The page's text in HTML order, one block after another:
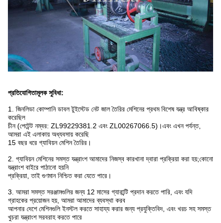
প্রতিযোগিতামূলক সুবিধা:
1. জিনলিডা কোম্পানি ডাবল টুইস্টেড নেট জাল তৈরির মেশিনের প্রথম বিশেষ যন্ত্র আবিষ্কার
করেছিল
চীন (পেটেন্ট নম্বর: ZL99229381.2 এবং ZL00267066.5)।এবং এখন পর্যন্ত,
আমরা এই এলাকায় অধ্যবসায় করেছি
15 বছর ধরে গ্যাবিয়ন মেশিন তৈরির।
2. গ্যাবিয়ন মেশিনের সমস্ত যন্ত্রাংশ আমাদের নিজস্ব কারখানা দ্বারা প্রক্রিয়া করা হয়;কোনো
যন্ত্রাংশ বাইরে পাঠানো হয়নি
প্রক্রিয়া, তাই গুণমান নিশ্চিত করা যেতে পারে।
3. আমরা সমস্ত সরঞ্জামগুলির জন্য 12 মাসের গ্যারান্টি প্রদান করতে পারি, এবং যদি
গ্রাহকের প্রয়োজন হয়, আমরা আমাদের ব্যবস্থা করব
আপনার দেশে মেশিনগুলি ইনস্টল করতে সাহায্য করার জন্য প্রযুক্তিবিদ, এবং খরচ সহ সমস্ত
খুচরা যন্ত্রাংশ সরবরাহ করতে পারে